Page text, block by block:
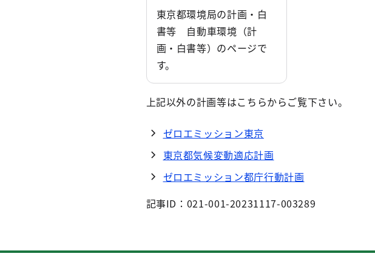
東京都環境局の計画・白
書等 自動車環境（計
画・白書等）のページで
す。
上記以外の計画等はこちらからご覧下さい。
ゼロエミッション東京
東京都気候変動適応計画
ゼロエミッション都庁行動計画
記事ID：021-001-20231117-003289